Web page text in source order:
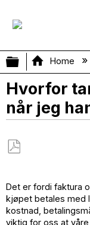
Expand/
Home
Hvorfor
når jeg
PDF
Det er fordi faktura
kjøpet betales med
kostnad,
viktig for oss at